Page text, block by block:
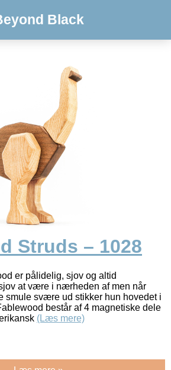
Black
Struds – 1028
er pålidelig, sjov og altid
at være i nærheden af men når
smule svære ud stikker hun hovedet i
består af 4 magnetiske dele
(Læs mere)